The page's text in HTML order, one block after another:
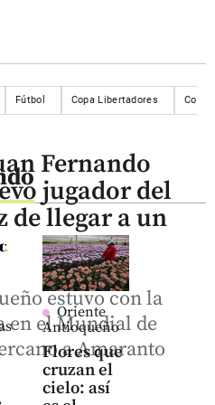
Fútbol Copa Libertadores Copa
Oriente
Antioqueño
Flores que
cruzan el
cielo: así
Fernando
jugador del
de llegar a un
estuvo con la
en el Mundial de
a Amaranto